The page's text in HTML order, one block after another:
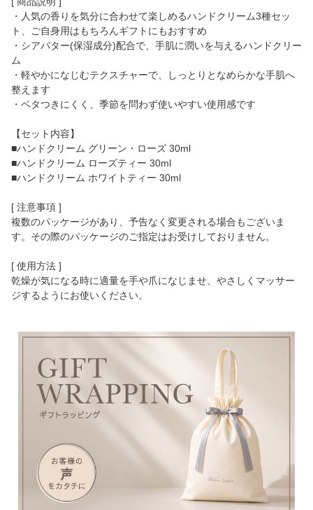
・人気の香りを気分に合わせて楽しめるハンドクリーム3種セッ
ト、ご自身用はもちろんギフトにもおすすめ
・シアバター(保湿成分)配合で、手肌に潤いを与えるハンドクリー
ム
・軽やかになじむテクスチャーで、しっとりとなめらかな手肌へ
整えます
・ベタつきにくく、季節を問わず使いやすい使用感です
【セット内容】
■ハンドクリーム グリーン・ローズ 30ml
■ハンドクリーム ローズティー 30ml
■ハンドクリーム ホワイトティー 30ml
[ 注意事項 ]
複数のパッケージがあり、予告なく変更される場合もございま
す。その際のパッケージのご指定はお受けしておりません。
[ 使用方法 ]
乾燥が気になる時に適量を手や爪になじませ、やさしくマッサー
ジするようにお使いください。